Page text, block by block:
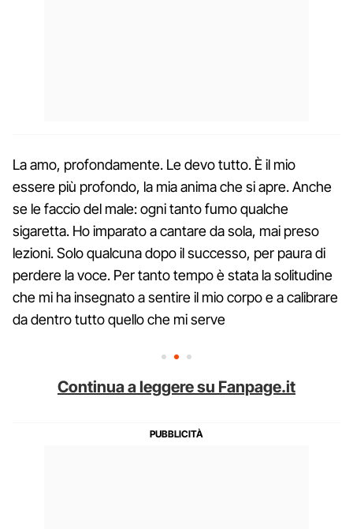
La amo, profondamente. Le devo tutto. È il mio
essere più profondo, la mia anima che si apre. Anche
se le faccio del male: ogni tanto fumo qualche
sigaretta. Ho imparato a cantare da sola, mai preso
lezioni. Solo qualcuna dopo il successo, per paura di
perdere la voce. Per tanto tempo è stata la solitudine
che mi ha insegnato a sentire il mio corpo e a calibrare
da dentro tutto quello che mi serve
Continua a leggere su Fanpage.it